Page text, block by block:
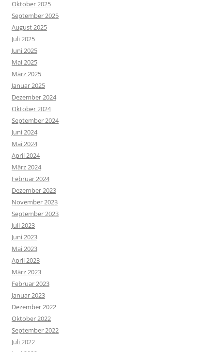
Oktober 2025
September 2025
August 2025
Juli 2025
Juni 2025
Mai 2025
März 2025
Januar 2025
Dezember 2024
Oktober 2024
September 2024
Juni 2024
Mai 2024
April 2024
März 2024
Februar 2024
Dezember 2023
November 2023
September 2023
Juli 2023
Juni 2023
Mai 2023
April 2023
März 2023
Februar 2023
Januar 2023
Dezember 2022
Oktober 2022
September 2022
Juli 2022